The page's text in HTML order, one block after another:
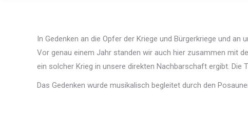
In Gedenken an die Opfer der Kriege und Bürgerkriege und
Vor genau einem Jahr standen wir auch hier zusammen mit
ein solcher Krieg in unsere direkten Nachbarschaft ergibt. Die
Das Gedenken wurde musikalisch begleitet durch den